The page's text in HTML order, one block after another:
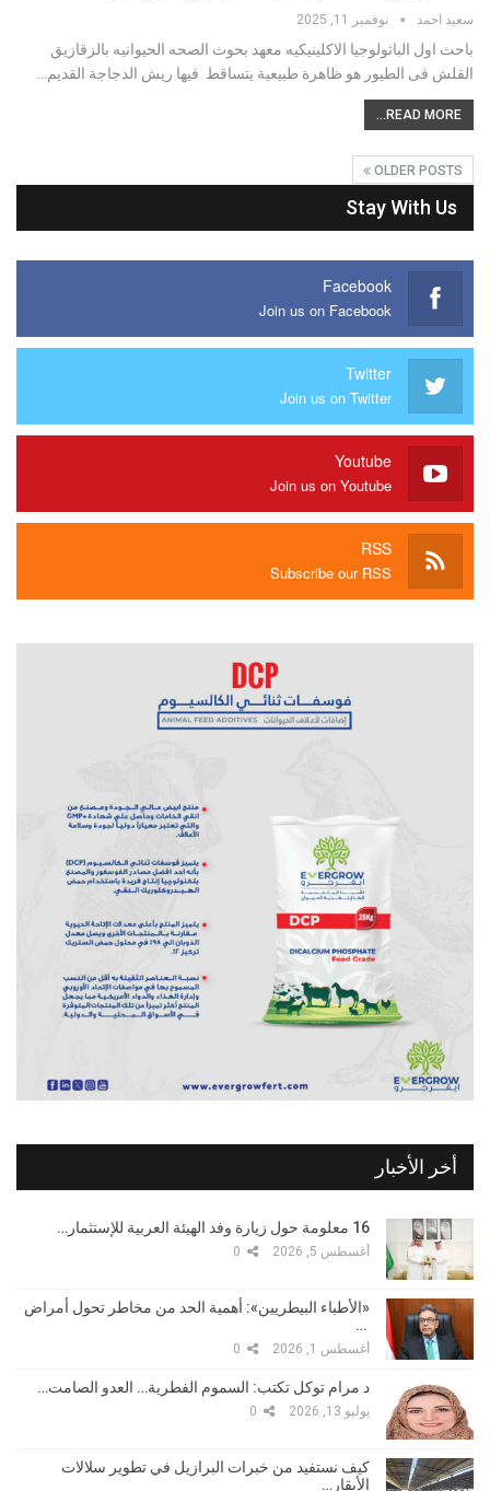
سعيد احمد نوفمبر 11, 2025
باحث اول الباثولوجيا الاكلينيكيه معهد بحوث الصحه الحيوانيه بالزقازيق
القلش فى الطيور هو ظاهرة طبيعية يتساقط فيها ريش الدجاجة القديم…
READ MORE...
OLDER POSTS
Stay With Us
Facebook
Join us on Facebook
Twitter
Join us on Twitter
Youtube
Join us on Youtube
RSS
Subscribe our RSS
أخر الأخبار
16 معلومة حول زيارة وفد الهيئة العربية للإستثمار…
أغسطس 5, 2026
«الأطباء البيطريين»: أهمية الحد من مخاطر تحول أمراض
…
أغسطس 1, 2026
د مرام توكل تكتب: السموم الفطرية… العدو الصامت…
يوليو 13, 2026
كيف نستفيد من خبرات البرازيل في تطوير سلالات
الأبقار…